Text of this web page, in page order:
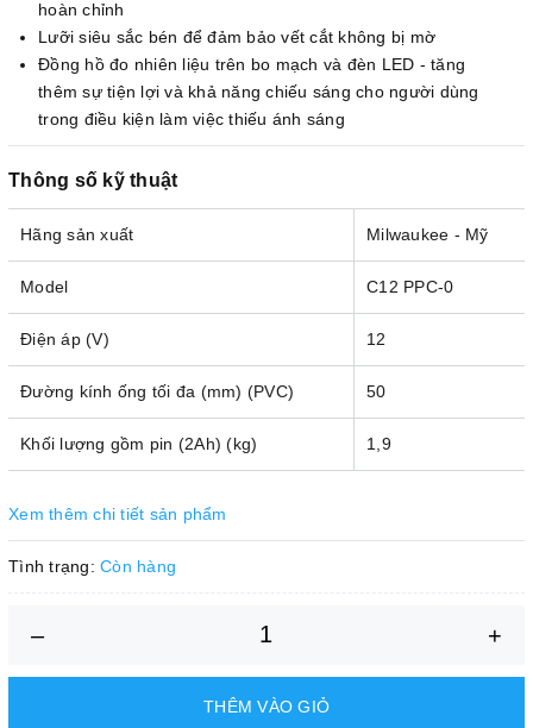
hoàn chỉnh
Lưỡi siêu sắc bén để đảm bảo vết cắt không bị mờ
Đồng hồ đo nhiên liệu trên bo mạch và đèn LED - tăng
thêm sự tiện lợi và khả năng chiếu sáng cho người dùng
trong điều kiện làm việc thiếu ánh sáng
Thông số kỹ thuật
Hãng sản xuất Milwaukee - Mỹ
Model C12 PPC-0
Điện áp (V) 12
Đường kính ống tối đa (mm) (PVC) 50
Khối lượng gồm pin (2Ah) (kg) 1,9
Xem thêm chi tiết sản phẩm
Tình trạng: Còn hàng
– +
THÊM VÀO GIỎ